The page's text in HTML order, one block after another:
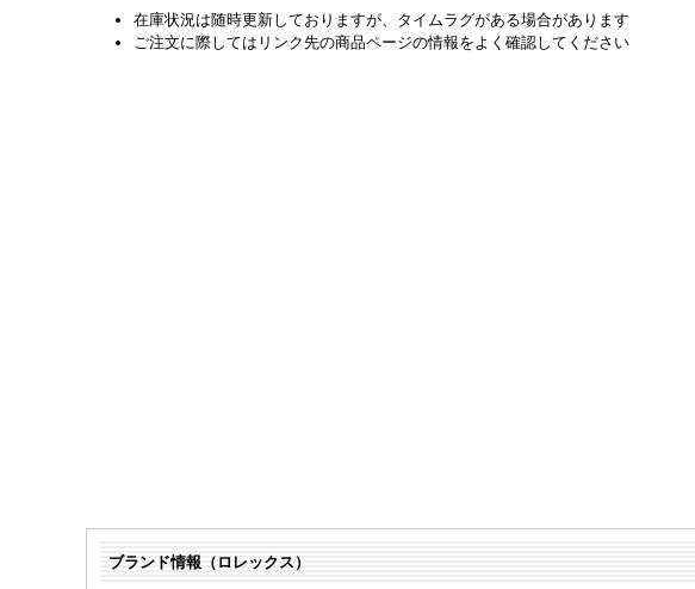
在庫状況は随時更新しておりますが、タイムラグがある場合があります
ご注文に際してはリンク先の商品ページの情報をよく確認してください
ブランド情報（ロレックス）